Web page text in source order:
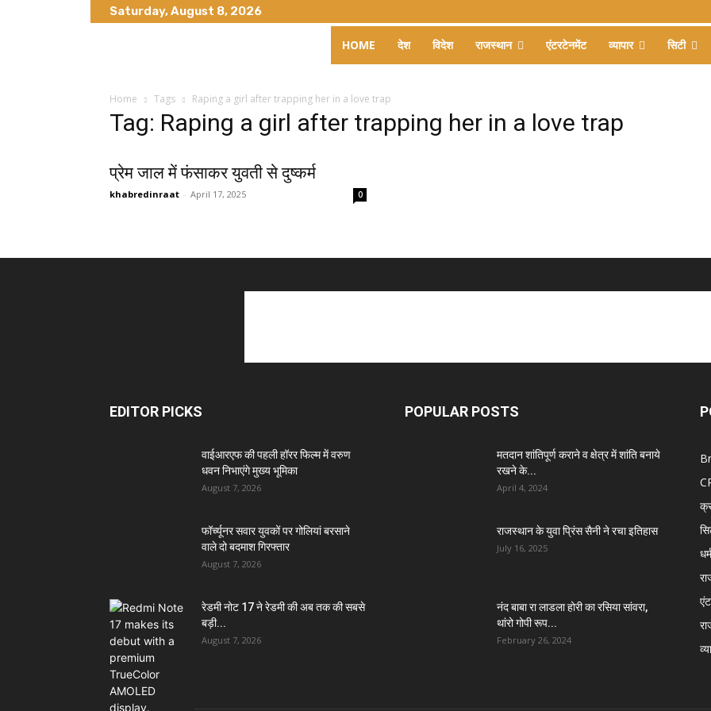
Saturday, August 8, 2026
HOME देश विदेश राजस्थान एंटरटेनमेंट व्यापार सिटी
Home Tags Raping a girl after trapping her in a love trap
Tag: Raping a girl after trapping her in a love trap
प्रेम जाल में फंसाकर युवती से दुष्कर्म
khabredinraat - April 17, 2025 0
EDITOR PICKS
वाईआरएफ की पहली हॉरर फिल्म में वरुण
धवन निभाएंगे मुख्य भूमिका
August 7, 2026
फॉर्च्यूनर सवार युवकों पर गोलियां बरसाने
वाले दो बदमाश गिरफ्तार
August 7, 2026
रेडमी नोट 17 ने रेडमी की अब तक की सबसे
बड़ी...
August 7, 2026
POPULAR POSTS
मतदान शांतिपूर्ण कराने व क्षेत्र में शांति बनाये
रखने के...
April 4, 2024
राजस्थान के युवा प्रिंस सैनी ने रचा इतिहास
July 16, 2025
नंद बाबा रा लाडला होरी का रसिया सांवरा,
थांरो गोपी रूप...
February 26, 2024
धर्म